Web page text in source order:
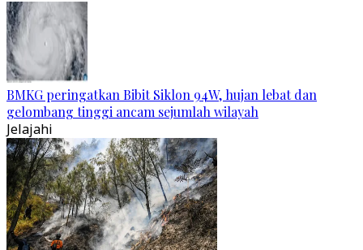
BMKG peringatkan Bibit Siklon 94W, hujan lebat dan
gelombang tinggi ancam sejumlah wilayah
Jelajahi